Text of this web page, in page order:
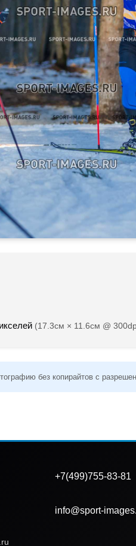
(17.3см × 11.6см @
без копирайтов с
+7(499)755-83-81
info@sport-